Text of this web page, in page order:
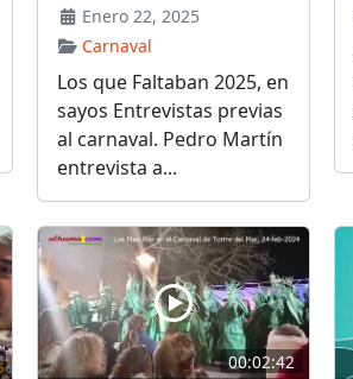
Enero 22, 2025
Carnaval
Los que Faltaban 2025, en
sayos Entrevistas previas
al carnaval. Pedro Martín
entrevista a...
00:02:42